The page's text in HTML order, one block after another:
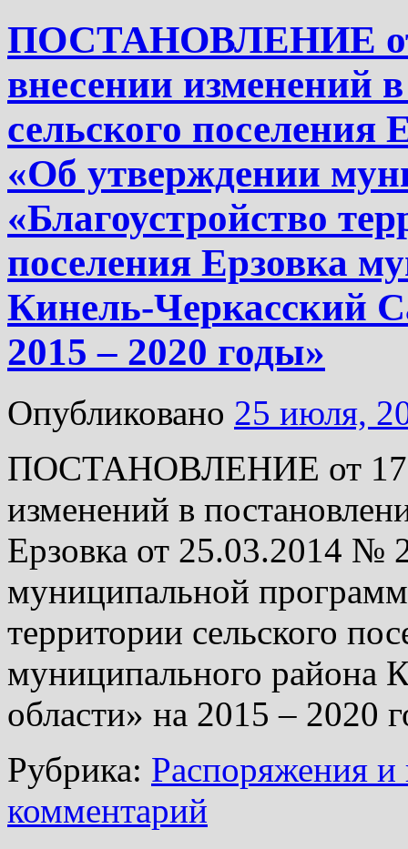
ПОСТАНОВЛЕНИЕ от
внесении изменений
сельского поселения
«Об утверждении
«Благоустройство
поселения Ерзовка
Кинель-Черкасский
2015 – 2020 годы»
Опубликовано 25 июля,
ПОСТАНОВЛЕНИЕ от
изменений в
Ерзовка от 25.03.2014 №
муниципальной
территории сельского
муниципального района
области» на 2015 – 2020
Рубрика: Распоряжения и
комментарий